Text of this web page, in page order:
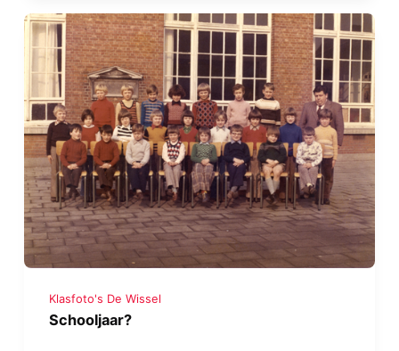
Klasfoto's De Wissel
Schooljaar?